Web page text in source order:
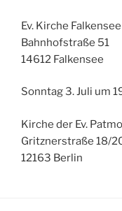
Ev. Kirche
Bahnhofstraße 51
14612 Falkensee
Sonntag 3. Juli um
Kirche der Ev.
Gritznerstraße 18/
12163 Berlin